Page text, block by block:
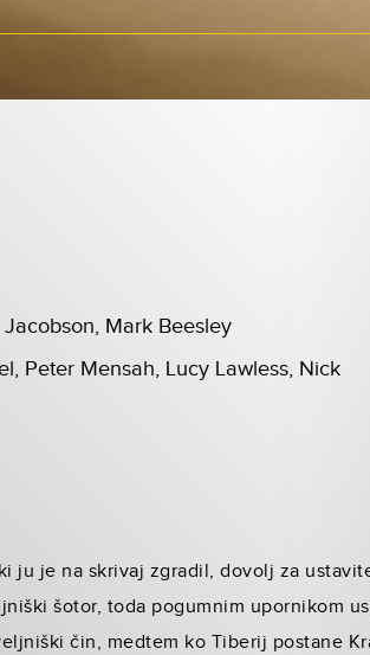
Mark Beesley
Peter Mensah, Lucy Lawless, Nick
ju je na skrivaj zgradil, dovolj za
šotor, toda pogumnim upornikom
čin, medtem ko Tiberij postane